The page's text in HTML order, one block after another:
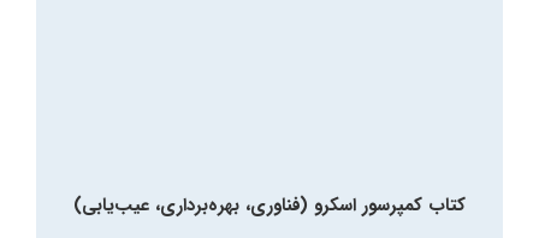
کتاب کمپرسور اسکرو (فناوری، بهره‌برداری، عیب‌یابی)